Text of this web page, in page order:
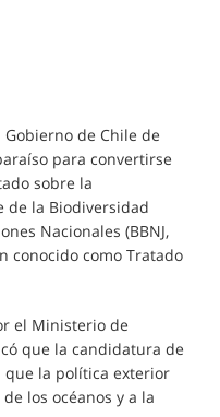
de Chile de
para convertirse
sobre la
de la Biodiversidad
Nacionales (BBNJ,
conocido como Tratado
el Ministerio de
que la candidatura de
que la política exterior
los océanos y a la